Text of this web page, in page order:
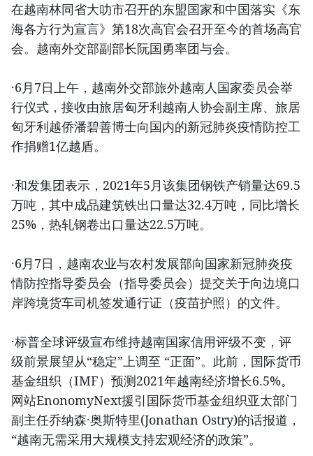
在越南林同省大叻市召开的东盟国家和中国落实《东
海各方行为宣言》第18次高官会召开至今的首场高官
会。越南外交部副部长阮国勇率团与会。
·6月7日上午，越南外交部旅外越南人国家委员会举
行仪式，接收由旅居匈牙利越南人协会副主席、旅居
匈牙利越侨潘碧善博士向国内的新冠肺炎疫情防控工
作捐赠1亿越盾。
·和发集团表示，2021年5月该集团钢铁产销量达69.5
万吨，其中成品建筑铁出口量达32.4万吨，同比增长
25%，热轧钢卷出口量达22.5万吨。
·6月7日，越南农业与农村发展部向国家新冠肺炎疫
情防控指导委员会（指导委员会）提交关于向边境口
岸跨境货车司机签发通行证（疫苗护照）的文件。
·标普全球评级宣布维持越南国家信用评级不变，评
级前景展望从“稳定”上调至 “正面”。此前，国际货币
基金组织（IMF）预测2021年越南经济增长6.5%。
网站EnonomyNext援引国际货币基金组织亚太部门
副主任乔纳森·奥斯特里(Jonathan Ostry)的话报道，
“越南无需采用大规模支持宏观经济的政策”。